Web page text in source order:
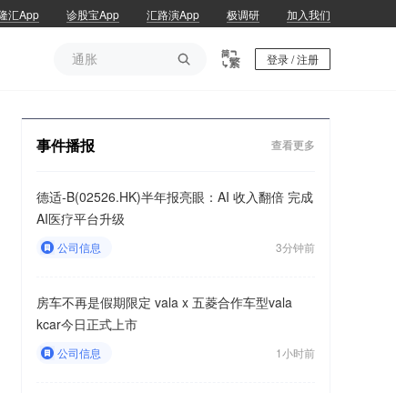
汇App 诊股宝App 汇路演App 极调研 加入我们

通胀
登录 / 注册
事件播报 查看更多
德适-B(02526.HK)半年报亮眼：AI 收入翻倍 完成
AI医疗平台升级
公司信息 3分钟前
房车不再是假期限定 vala x 五菱合作车型vala
kcar今日正式上市
公司信息 1小时前